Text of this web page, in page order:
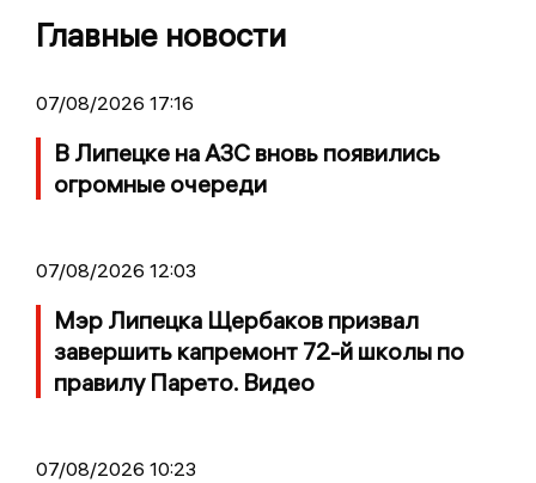
Главные новости
07/08/2026 17:16
В Липецке на АЗС вновь появились
огромные очереди
07/08/2026 12:03
Мэр Липецка Щербаков призвал
завершить капремонт 72-й школы по
правилу Парето. Видео
07/08/2026 10:23